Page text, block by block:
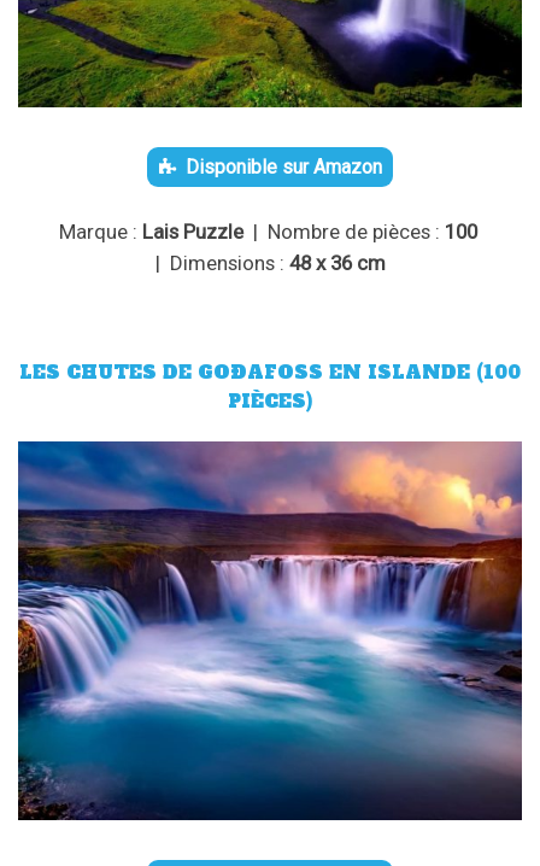
Disponible sur Amazon
Marque : Lais Puzzle| Nombre de pièces : 100
| Dimensions : 48 x 36 cm
LES CHUTES DE GOÐAFOSS EN ISLANDE (100
PIÈCES)